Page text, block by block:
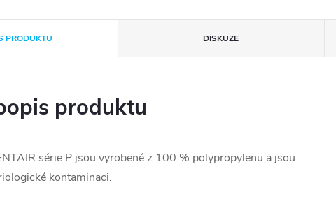
PRODUKTU DISKUZE
produktu
série P jsou vyrobené z 100 % polypropylenu a jsou
kontaminaci.